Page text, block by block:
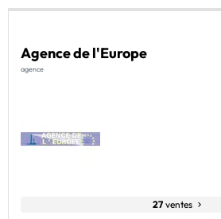
Agence de l'Europe
agence
27ventes